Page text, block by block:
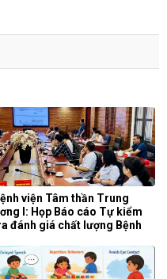
viện Tâm thần Trung
I: Họp Báo cáo Tự kiểm
đánh giá chất lượng Bệnh